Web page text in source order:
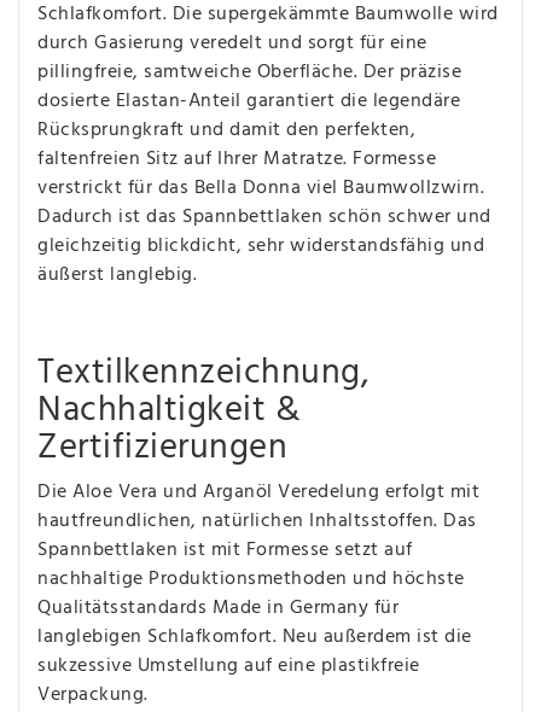
Schlafkomfort. Die supergekämmte Baumwolle wird
durch Gasierung veredelt und sorgt für eine
pillingfreie, samtweiche Oberfläche. Der präzise
dosierte Elastan-Anteil garantiert die legendäre
Rücksprungkraft und damit den perfekten,
faltenfreien Sitz auf Ihrer Matratze. Formesse
verstrickt für das Bella Donna viel Baumwollzwirn.
Dadurch ist das Spannbettlaken schön schwer und
gleichzeitig blickdicht, sehr widerstandsfähig und
äußerst langlebig.
Textilkennzeichnung,
Nachhaltigkeit &
Zertifizierungen
Die Aloe Vera und Arganöl Veredelung erfolgt mit
hautfreundlichen, natürlichen Inhaltsstoffen. Das
Spannbettlaken ist mit Formesse setzt auf
nachhaltige Produktionsmethoden und höchste
Qualitätsstandards Made in Germany für
langlebigen Schlafkomfort. Neu außerdem ist die
sukzessive Umstellung auf eine plastikfreie
Verpackung.